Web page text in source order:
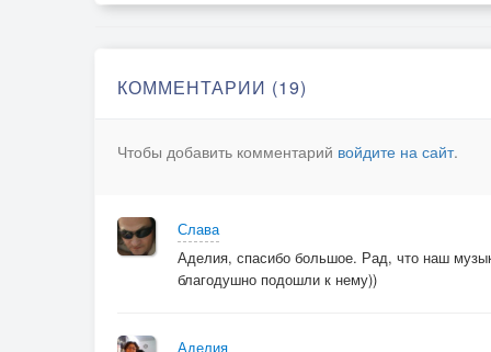
Прерву яви нить,
. . . . Пусть желтые листья нападают рядом,
. . . . Укрыв наши сны,
. . . . Согреть до Весны...
КОММЕНТАРИИ (19)
Чтобы добавить комментарий войдите на сайт.
Слава
Аделия, спасибо большое. Рад, что наш
благодушно подошли к нему))
Аделия